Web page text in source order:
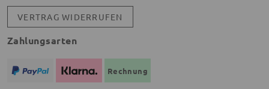
VERTRAG WIDERRUFEN
Zahlungsarten
Rechnung